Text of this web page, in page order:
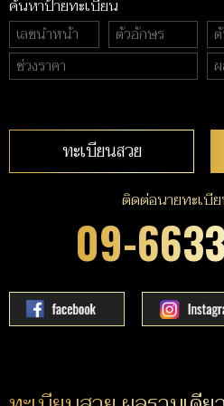
ค้นหาป้ายทะเบียน
ทะเบียนสวย
ติดต่อนายทะเบี
09-